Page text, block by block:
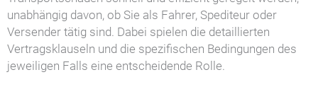
unabhängig davon, ob Sie als Fahrer, Spediteur oder
Versender tätig sind. Dabei spielen die detaillierten
Vertragsklauseln und die spezifischen Bedingungen des
jeweiligen Falls eine entscheidende Rolle.